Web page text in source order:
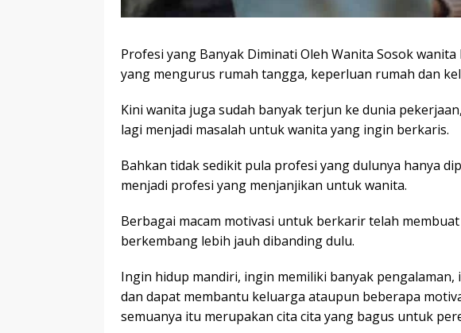
Profesi yang Banyak Diminati Oleh Wanita Sosok
yang mengurus rumah tangga, keperluan rumah dan
Kini wanita juga sudah banyak terjun ke dunia
lagi menjadi masalah untuk wanita yang ingin berkaris.
Bahkan tidak sedikit pula profesi yang dulunya hanya
menjadi profesi yang menjanjikan untuk wanita.
Berbagai macam motivasi untuk berkarir telah
berkembang lebih jauh dibanding dulu.
Ingin hidup mandiri, ingin memiliki banyak
dan dapat membantu keluarga ataupun beberapa
semuanya itu merupakan cita cita yang bagus untuk